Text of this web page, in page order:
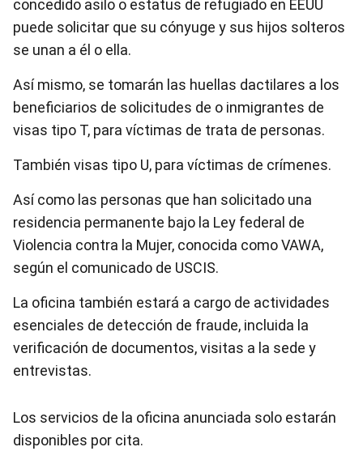
concedido asilo o estatus de refugiado en EEUU
puede solicitar que su cónyuge y sus hijos solteros
se unan a él o ella.
Así mismo, se tomarán las huellas dactilares a los
beneficiarios de solicitudes de o inmigrantes de
visas tipo T, para víctimas de trata de personas.
También visas tipo U, para víctimas de crímenes.
Así como las personas que han solicitado una
residencia permanente bajo la Ley federal de
Violencia contra la Mujer, conocida como VAWA,
según el comunicado de USCIS.
La oficina también estará a cargo de actividades
esenciales de detección de fraude, incluida la
verificación de documentos, visitas a la sede y
entrevistas.
Los servicios de la oficina anunciada solo estarán
disponibles por cita.